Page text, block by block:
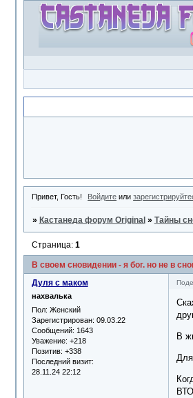
Привет, Гость! Войдите или
» Кастанеда форум Original » Тайны
В своем сновидении - я бог. но не в
Страница: 1
Дуля с маком
нахвалька
Пол: Женский
Зарегистрирован: 09.03.22
Сообщений: 1643
Уважение: +218
Позитив: +338
Последний визит:
28.11.24 22:12
В